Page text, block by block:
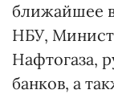
ближайшее
НБУ,
Нафтогаза,
банков, а